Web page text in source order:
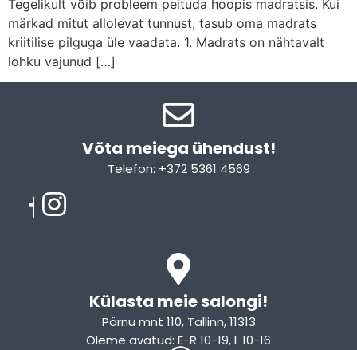
Tegelikult võib probleem peituda hoopis madratsis. Kui
märkad mitut allolevat tunnust, tasub oma madrats
kriitilise pilguga üle vaadata. 1. Madrats on nähtavalt
lohku vajunud […]
Võta meiega ühendust!​
Telefon: +372 5361 4569
Külasta meie salongi!
Pärnu mnt 110, Tallinn, 11313
Oleme avatud: E-R 10-19, L 10-16